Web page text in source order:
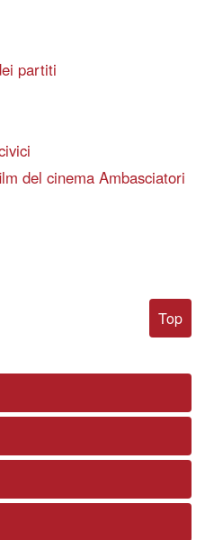
partiti
del cinema Ambasciatori
Top